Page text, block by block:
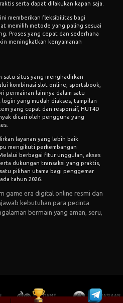
serta dapat dilakukan kapan saja.
memberikan fleksibilitas bagi
memilih metode yang paling sesuai
Proses yang cepat dan sederhana
meningkatkan kenyamanan
satu situs yang menghadirkan
kombinasi slot online, sportsbook,
permainan lainnya dalam satu
yang mudah diakses, tampilan
yang cepat dan responsif, HUT4D
dicari oleh pengguna yang
layanan yang lebih baik
mengikuti perkembangan
berbagai fitur unggulan, akses
dukungan transaksi yang praktis,
pilihan utama bagi penggemar
tahun 2026.
game era digital online resmi dan
kebutuhan para pecinta
bermain yang aman, seru,